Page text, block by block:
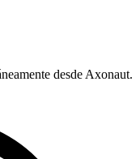
desde Axonaut.